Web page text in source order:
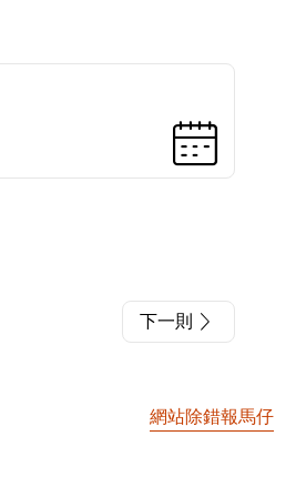
下一則
網站除錯報馬仔